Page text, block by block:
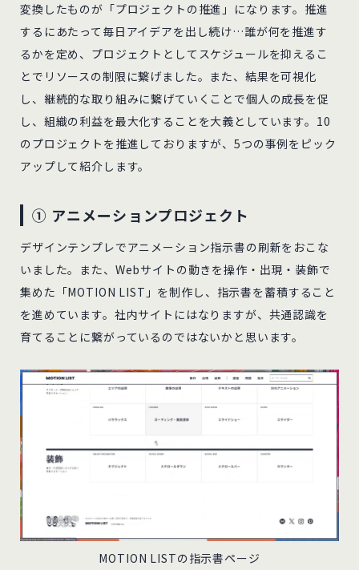
変換したものが「プロジェクトの推進」になります。推進
するにあたって毎日アイデアを出し続け…誰が何を推進す
るかを定め、プロジェクトとしてスケジュールを抑えるこ
とでリソースの制限に繋げました。また、結果を可視化
し、継続的な取り組みに繋げていくことで個人の成長を促
し、組織の利益を最大化することを大義としています。10
のプロジェクトを推進しておりますが、5つの事例をピック
アップして紹介します。
① アニメーションプロジェクト
デザインテンプレでアニメーション指示書の刷新をおこな
いました。また、Webサイトの動きを操作・出現・装飾で
集めた「MOTION LIST」を制作し、指示書を蓄積すること
を進めています。社内サイトにはなりますが、共通認識を
育てることに繋がっているのではないかと思います。
MOTION LISTの指示書ページ